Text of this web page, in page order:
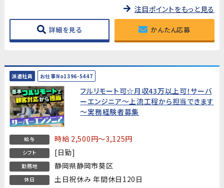
注目ポイントをもっと見る
詳細を見る かんたん応募
派遣社員 お仕事No1396-5447
フルリモート可☆月収43万以上可！サーバ
ーエンジニア～上流工程から担当できます
～実務経験者募集
給与 時給 2,500円～3,125円
シフト [日勤]
勤務地 静岡県静岡市葵区
休日 土日祝休み 年間休日120日